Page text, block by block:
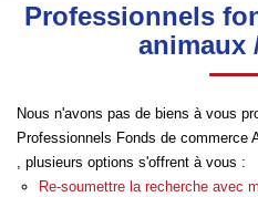
NOS
Type de bien
Professionnels
animaux
Nous n'avons pas de biens à vous
Professionnels Fonds de commerce
, plusieurs options s'offrent à vous :
Re-soumettre la recherche avec